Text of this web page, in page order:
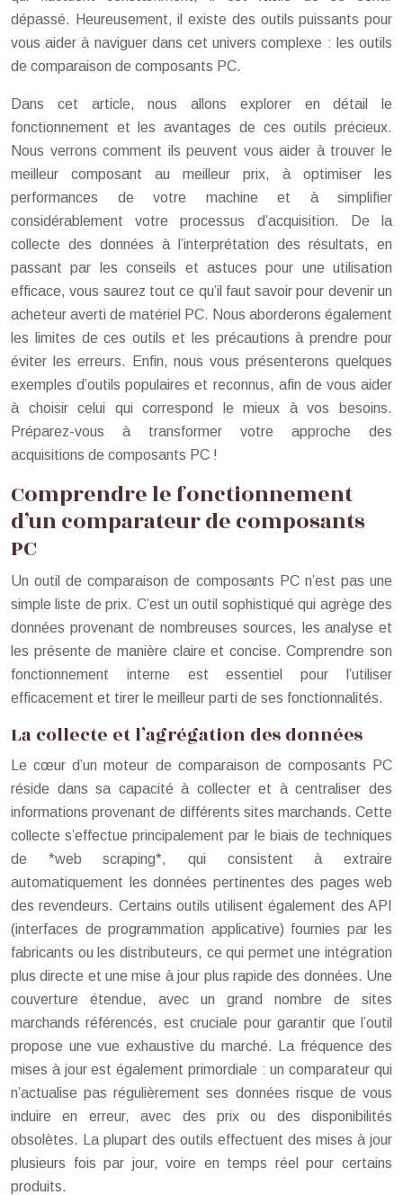
dépassé. Heureusement, il existe des outils puissants pour
vous aider à naviguer dans cet univers complexe : les outils
de comparaison de composants PC.
Dans cet article, nous allons explorer en détail le
fonctionnement et les avantages de ces outils précieux.
Nous verrons comment ils peuvent vous aider à trouver le
meilleur composant au meilleur prix, à optimiser les
performances de votre machine et à simplifier
considérablement votre processus d’acquisition. De la
collecte des données à l’interprétation des résultats, en
passant par les conseils et astuces pour une utilisation
efficace, vous saurez tout ce qu’il faut savoir pour devenir un
acheteur averti de matériel PC. Nous aborderons également
les limites de ces outils et les précautions à prendre pour
éviter les erreurs. Enfin, nous vous présenterons quelques
exemples d’outils populaires et reconnus, afin de vous aider
à choisir celui qui correspond le mieux à vos besoins.
Préparez-vous à transformer votre approche des
acquisitions de composants PC !
Comprendre le fonctionnement
d’un comparateur de composants
PC
Un outil de comparaison de composants PC n’est pas une
simple liste de prix. C’est un outil sophistiqué qui agrège des
données provenant de nombreuses sources, les analyse et
les présente de manière claire et concise. Comprendre son
fonctionnement interne est essentiel pour l’utiliser
efficacement et tirer le meilleur parti de ses fonctionnalités.
La collecte et l’agrégation des données
Le cœur d’un moteur de comparaison de composants PC
réside dans sa capacité à collecter et à centraliser des
informations provenant de différents sites marchands. Cette
collecte s’effectue principalement par le biais de techniques
de *web scraping*, qui consistent à extraire
automatiquement les données pertinentes des pages web
des revendeurs. Certains outils utilisent également des API
(interfaces de programmation applicative) fournies par les
fabricants ou les distributeurs, ce qui permet une intégration
plus directe et une mise à jour plus rapide des données. Une
couverture étendue, avec un grand nombre de sites
marchands référencés, est cruciale pour garantir que l’outil
propose une vue exhaustive du marché. La fréquence des
mises à jour est également primordiale : un comparateur qui
n’actualise pas régulièrement ses données risque de vous
induire en erreur, avec des prix ou des disponibilités
obsolètes. La plupart des outils effectuent des mises à jour
plusieurs fois par jour, voire en temps réel pour certains
produits.